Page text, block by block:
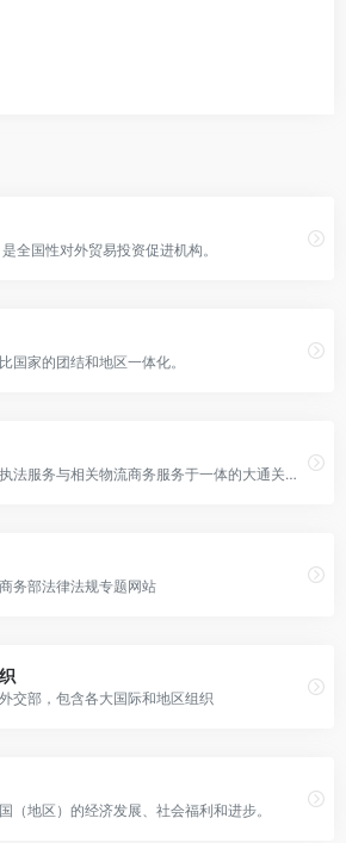
全国性对外贸易投资促进机构。
国家的团结和地区一体化。
一个集口岸通关执法服务与相关物流商务服务于一体的大通关统一信息平台
务部法律法规专题网站
交部，包含各大国际和地区组织
（地区）的经济发展、社会福利和进步。